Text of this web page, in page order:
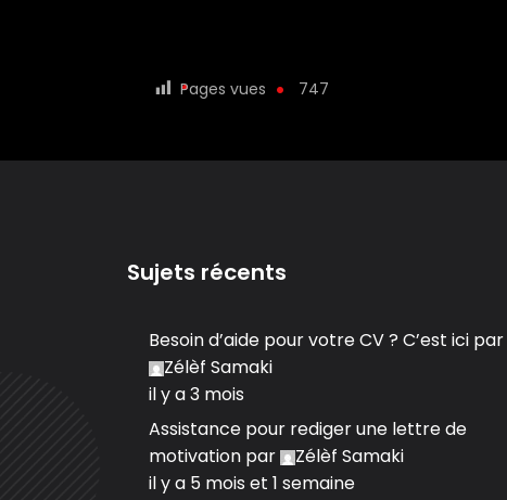
Pages vues 747
Sujets récents
Besoin d’aide pour votre CV ? C’est ici par
Zélèf Samaki
il y a 3 mois
Assistance pour rediger une lettre de
motivation par
Zélèf Samaki
il y a 5 mois et 1 semaine